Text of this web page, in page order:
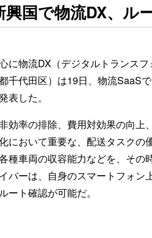
国で物流DX、ル
に物流DX（デジタルトランス
千代田区）は19日、物流SaaS
表した。
効率の排除、費用対効果の向上
において重要な、配送タスクの
種車両の収容能力などを、その
バーは、自身のスマートフォン
ート確認が可能だ。